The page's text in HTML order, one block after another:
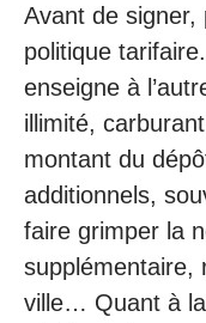
Avant de signer,
politique
enseigne à
illimité,
montant du
additionnels,
faire grimper la
supplémentaire,
ville… Quant à